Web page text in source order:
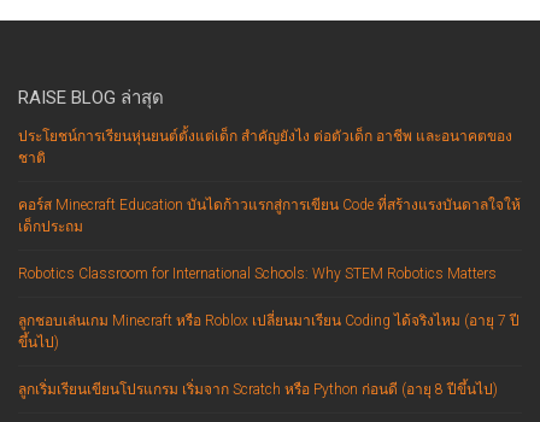
RAISE BLOG ล่าสุด
ประโยชน์การเรียนหุ่นยนต์ตั้งแต่เด็ก สำคัญยังไง ต่อตัวเด็ก อาชีพ และอนาคตของ
ชาติ
คอร์ส Minecraft Education บันไดก้าวแรกสู่การเขียน Code ที่สร้างแรงบันดาลใจให้
เด็กประถม
Robotics Classroom for International Schools: Why STEM Robotics Matters
ลูกชอบเล่นเกม Minecraft หรือ Roblox เปลี่ยนมาเรียน Coding ได้จริงไหม (อายุ 7 ปี
ขึ้นไป)
ลูกเริ่มเรียนเขียนโปรแกรม เริ่มจาก Scratch หรือ Python ก่อนดี (อายุ 8 ปีขึ้นไป)